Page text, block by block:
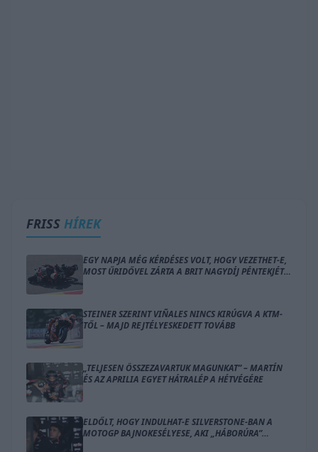
FRISS HÍREK
EGY NAPJA MÉG KÉRDÉSES VOLT, HOGY VEZETHET-E,
MOST ŰRIDŐVEL ZÁRTA A BRIT NAGYDÍJ PÉNTEKJÉT
STEINER SZERINT VIÑALES NINCS KIRÚGVA A KTM-
TŐL – MAJD REJTÉLYESKEDETT TOVÁBB
„TELJESEN ÖSSZEZAVARTUK MAGUNKAT” – MARTÍN
ÉS AZ APRILIA EGYET HÁTRALÉP A HÉTVÉGÉRE
ELDŐLT, HOGY INDULHAT-E SILVERSTONE-BAN A
MOTOGP BAJNOKESÉLYESE, AKI „HÁBORÚRA”